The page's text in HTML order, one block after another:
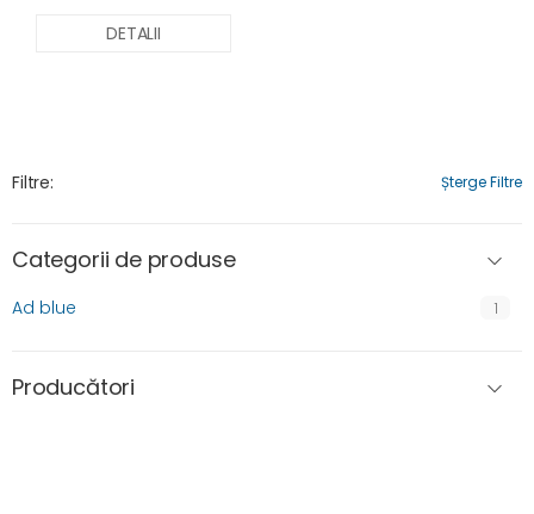
DETALII
Filtre: Șterge Filtre
Categorii de produse
Ad blue 1
Producători